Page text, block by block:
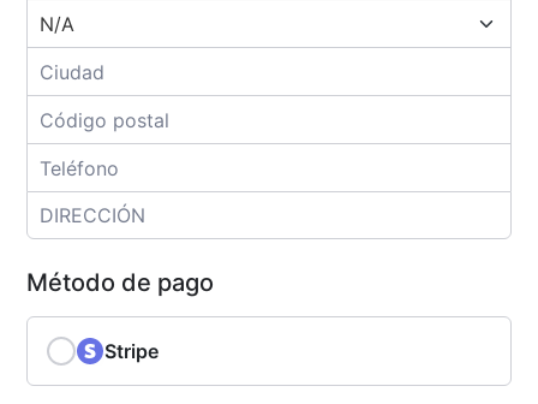
Método de pago
Stripe